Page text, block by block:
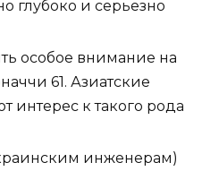
глубоко и серьезно
особое внимание на
61. Азиатские
интерес к такого рода
инженерам)